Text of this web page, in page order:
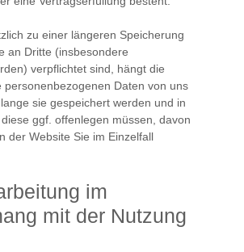
zu einer längeren Speicherung
an Dritte (insbesondere
verpflichtet sind, hängt die
personenbezogenen Daten von uns
sie gespeichert werden und in
ggf. offenlegen müssen, davon
der Website Sie im Einzelfall
im
mit der Nutzung